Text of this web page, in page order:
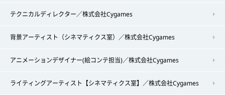
テクニカルディレクター／株式会社Cygames
背景アーティスト（シネマティクス室）／株式会社Cygames
アニメーションデザイナー(絵コンテ担当)／株式会社Cygames
ライティングアーティスト【シネマティクス室】／株式会社Cygames